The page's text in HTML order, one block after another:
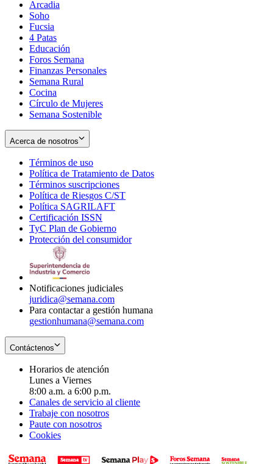
Arcadia
Soho
in
new
window
Fucsia
in
new
window
4 Patas
Educación
Foros Semana
Finanzas Personales
Semana Rural
Cocina
Círculo de Mujeres
Semana Sostenible
Acerca de nosotros
Términos de uso
in
new
window
Política de Tratamiento de Datos
Términos suscripciones
in
Política de Riesgos C/ST
Política SAGRILAFT
new
window
Certificación ISSN
in
new
TyC Plan de Gobierno
in
Protección del consumidorOpens
Notificaciones judiciales
juridica@semana.com
Para contactar a gestión humana
gestionhumana@semana.com
Contáctenos
Horarios de atención
Lunes a Viernes
8:00 a.m. a 6:00 p.m.
Canales de servicio al cliente
Trabaje con nosotros
Paute con nosotros
Cookies